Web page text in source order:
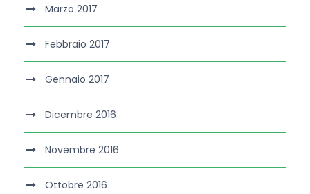
Marzo 2017
Febbraio 2017
Gennaio 2017
Dicembre 2016
Novembre 2016
Ottobre 2016